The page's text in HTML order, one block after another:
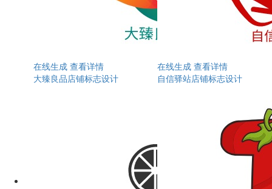
在线生成 查看详情
大臻良品店铺标志设计
在线生成 查看详情
自信驿站店铺标志设计